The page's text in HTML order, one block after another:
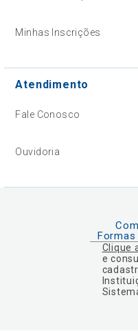
Minhas Inscrições
Atendimento
Fale Conosco
Ouvidoria
Formas
Clique
e